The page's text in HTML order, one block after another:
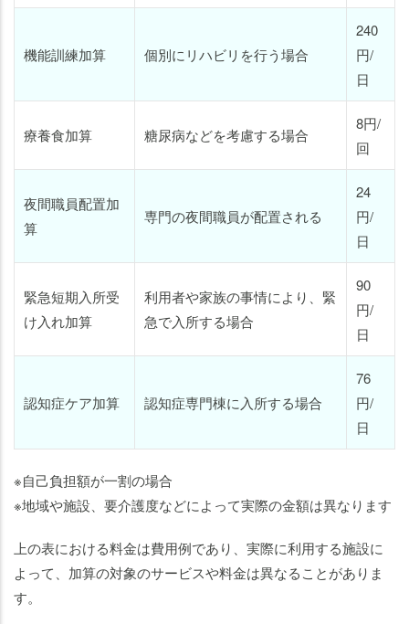
機能訓練加算 個別にリハビリを行う場合
240
円/
日
療養食加算 糖尿病などを考慮する場合
8円/
回
夜間職員配置加
算
専門の夜間職員が配置される
24
円/
日
緊急短期入所受
け入れ加算
利用者や家族の事情により、緊
急で入所する場合
90
円/
日
認知症ケア加算 認知症専門棟に入所する場合
76
円/
日
※自己負担額が一割の場合
※地域や施設、要介護度などによって実際の金額は異なります
上の表における料金は費用例であり、実際に利用する施設に
よって、加算の対象のサービスや料金は異なることがありま
す。